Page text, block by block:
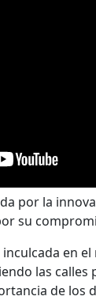
por la
su
en
las
de los